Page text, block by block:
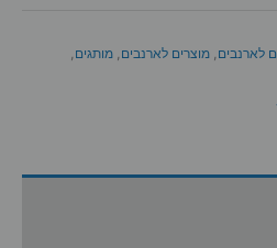
לארנבים, מוצרים לארנבים, מותגים,